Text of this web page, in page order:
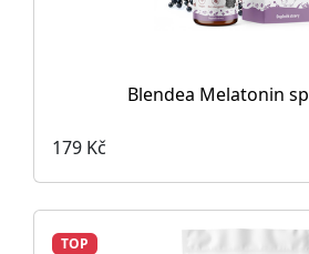
Blendea Melatonin
179 Kč
TOP